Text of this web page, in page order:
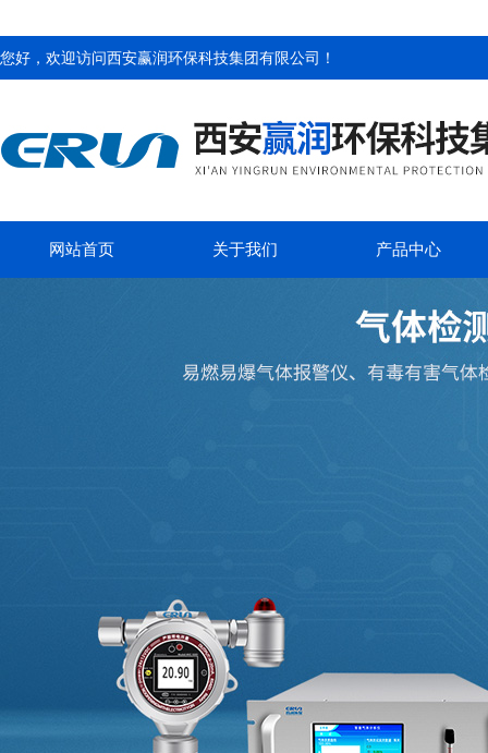
您好，欢迎访问西安赢润环保科技集团有限公司 ！
网站首页 关于我们 产品中心